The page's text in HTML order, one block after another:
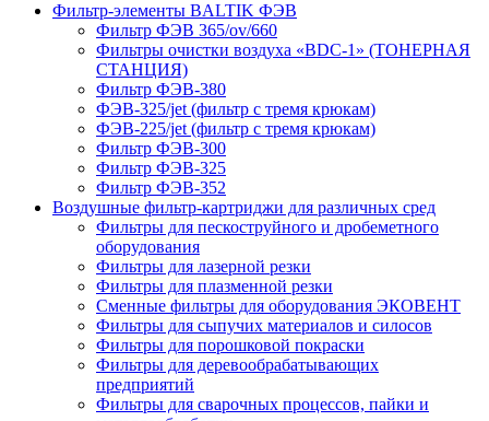
Фильтр-элементы BALTIK ФЭВ
Фильтр ФЭВ 365/ov/660
Фильтры очистки воздуха «BDC-1» (ТОНЕРНАЯ
СТАНЦИЯ)
Фильтр ФЭВ-380
ФЭВ-325/jet (фильтр с тремя крюкам)
ФЭВ-225/jet (фильтр с тремя крюкам)
Фильтр ФЭВ-300
Фильтр ФЭВ-325
Фильтр ФЭВ-352
Воздушные фильтр-картриджи для различных сред
Фильтры для пескоструйного и дробеметного
оборудования
Фильтры для лазерной резки
Фильтры для плазменной резки
Сменные фильтры для оборудования ЭКОВЕНТ
Фильтры для сыпучих материалов и силосов
Фильтры для порошковой покраски
Фильтры для деревообрабатывающих
предприятий
Фильтры для сварочных процессов, пайки и